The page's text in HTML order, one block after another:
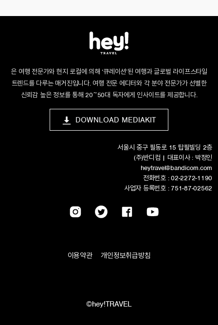
은 여행 전문가와 현지 로컬에 의해 ‘큐레이션’된 여행과 글로벌 라이프스타일
트렌드를 다루는 매거진입니다. 여행 전문 에디터와 각 분야 전문가가 선별한
신뢰감 높은 정보를 통해 20~50대 독자에게 인사이트를 제공합니다.
DOWNLOAD MEDIAKIT
서울시 중구 필동로 15 탑필빌딩 2층
(주)반디컴 | 대표이사 : 박정인
heytravel@bandicom.com
전화번호 : 02-2272-1190
사업자 등록번호 : 751-87-02562
이용약관 개인정보취급방침
©hey!TRAVEL